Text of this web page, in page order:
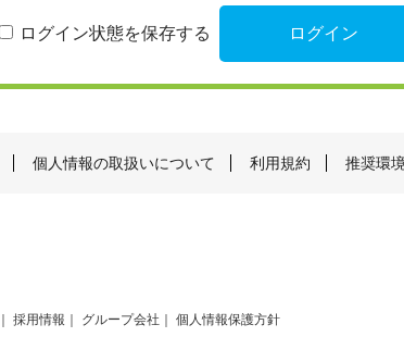
ログイン状態を保存する
個人情報の取扱いについて 利用規約 推奨環境
採用情報 グループ会社 個人情報保護方針